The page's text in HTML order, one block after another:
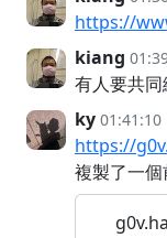
https://
kiang
有人要共
ky 01:41:10
https://
複製了一